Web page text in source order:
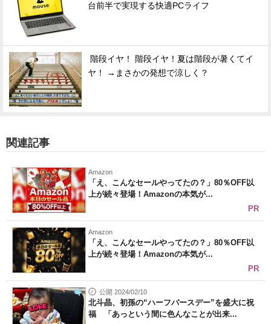
台前半で実現する快適PCライフ
階段イヤ！ 階段イヤ！夏は階段が暑くてイ
ヤ！ →まさかの発想で涼しく？
関連記事
Amazon
「え、こんなセールやってたの？」80％OFF以
上が続々登場！Amazonの本気が...
PR
Amazon
「え、こんなセールやってたの？」80％OFF以
上が続々登場！Amazonの本気が...
PR
公開 2024/02/10
北斗晶、初孫の“ハーフバースデー”を盛大に祝
福 「あっという間に色んなことが出来...